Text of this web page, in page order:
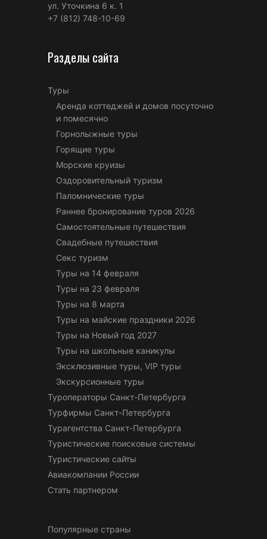
ул. Уточкина 6 к. 1
+7 (812) 748-10-69
Разделы сайта
Туры
Аренда коттеджей и домов посуточно
и помесячно
Горнолыжные туры
Горящие туры
Морские круизы
Оздоровительный туризм
Паломнические туры
Раннее бронирование туров 2026
Самостоятельные путешествия
Свадебные путешествия
Секс туризм
Туры на 14 февраля
Туры на 23 февраля
Туры на 8 марта
Туры на майские праздники 2026
Туры на Новый год 2027
Туры на школьные каникулы
Эксклюзивные туры, VIP туры
Экскурсионные туры
Туроператоры Санкт-Петербурга
Турфирмы Санкт-Петербурга
Турагентства Санкт-Петербурга
Туристические поисковые системы
Туристические сайты
Авиакомпании России
Стать партнером
Популярные страны